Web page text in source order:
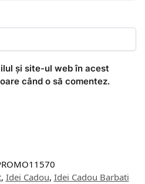
și site-ul web în acest
când o să comentez.
, Idei Cadou, Idei Cadou Barbati